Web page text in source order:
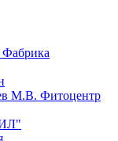
Фабрика
Фитоцентр